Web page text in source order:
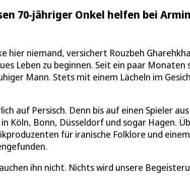
70-jähriger Onkel helfen bei
hier niemand, versichert Rouzbeh
Leben zu beginnen. Seit ein paar
Mann. Stets mit einem Lächeln im
auf Persisch. Denn bis auf einen Spieler aus
Köln, Bonn, Düsseldorf und sogar Hagen.
für iranische Folklore und
ihn nicht. Nichts wird unsere